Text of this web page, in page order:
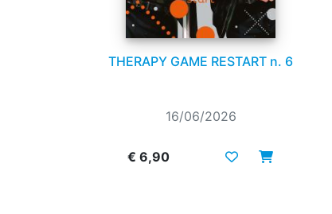
THERAPY GAME RESTART n. 6
16/06/2026
€ 6,90